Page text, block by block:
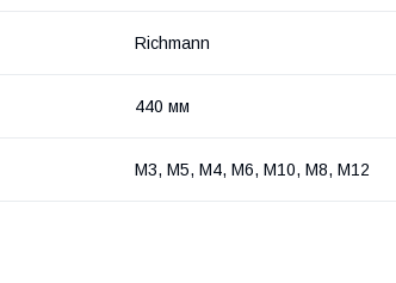
Richmann
440 мм
M3, M5, M4, M6, M10, M8, M12